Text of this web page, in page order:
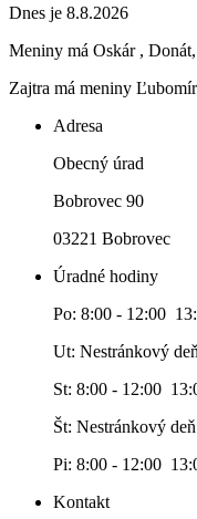
Dnes je 8.8.2026
Meniny má Oskár ,
Zajtra má meniny
Adresa
Obecný úrad
Bobrovec 90
03221 Bobrovec
Úradné hodiny
Po: 8:00 - 12:00
Ut: Nestránkový deň
St: 8:00 - 12:00
Št: Nestránkový deň
Pi: 8:00 - 12:00
Kontakt